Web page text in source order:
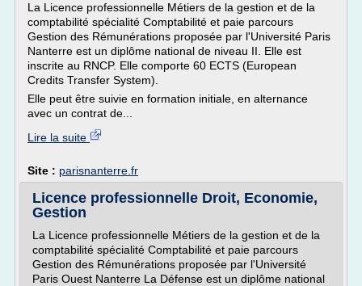
La Licence professionnelle Métiers de la gestion et de la
comptabilité spécialité Comptabilité et paie parcours
Gestion des Rémunérations proposée par l'Université Paris
Nanterre est un diplôme national de niveau II. Elle est
inscrite au RNCP. Elle comporte 60 ECTS (European
Credits Transfer System).
Elle peut être suivie en formation initiale, en alternance
avec un contrat de...
Lire la suite
Site : parisnanterre.fr
Licence professionnelle Droit, Economie,
Gestion
La Licence professionnelle Métiers de la gestion et de la
comptabilité spécialité Comptabilité et paie parcours
Gestion des Rémunérations proposée par l'Université
Paris Ouest Nanterre La Défense est un diplôme national